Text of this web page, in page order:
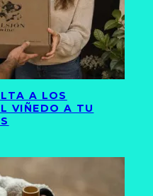
A LOS
VIÑEDO A TU